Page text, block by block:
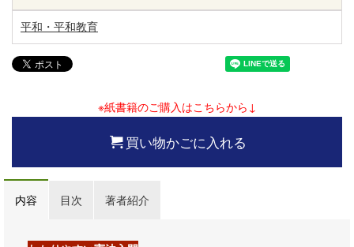
平和・平和教育
※紙書籍のご購入はこちらから↓
買い物かごに入れる
内容 目次 著者紹介